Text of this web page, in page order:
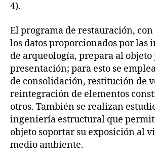
4).
El programa de restauración, con
los datos proporcionados por las
de arqueología, prepara al objeto
presentación; para esto se
de consolidación, restitución de
reintegración de elementos
otros. También se realizan
ingeniería estructural que
objeto soportar su exposición al
medio ambiente.